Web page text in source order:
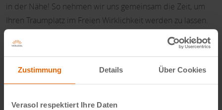
Zustimmung Details Über Cookies
Verasol respektiert Ihre Daten
in der Nähe! So nehmen wir uns gemeinsam die Zeit, um
Ihren Traumplatz im Freien Wirklichkeit werden zu lassen.
Angebot anfordern